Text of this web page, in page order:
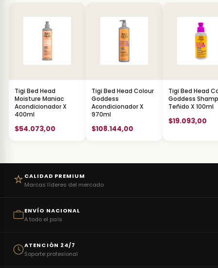
Tigi Bed Head
Moisture Maniac
Acondicionador X
400ml
$54.073,00
Tigi Bed Head Colour
Goddess
Acondicionador X
970ml
$108.144,00
Tigi Bed Head
Goddess
Teñido X 100ml
$19.093,00
CALIDAD PREMIUM
Marcas líderes del mercado
ENVÍO NACIONAL
A todo el país
ATENCIÓN 24/7
Soporte profesional